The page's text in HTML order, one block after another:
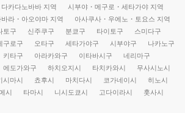
카다노바바 지역
시부야・메구로・세타가야 지역
라・아오야마 지역
아사쿠사・우에노・토요스 지역
토구 신주쿠구 분쿄구 타이토구
스미다구
구로구 오타구 세타가야구 시부야구
나카노구
키타구 아라카와구 이타바시구
네리마구
에도가와구 하치오지시 타치카와시
무사시노시
시마시 쵸후시 마치다시 코가네이시
히노시
시 타마시 니시도쿄시 고다이라시
훗사시